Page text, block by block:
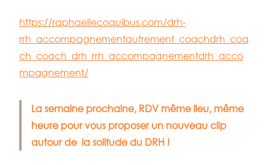
https://raphaellecoquibus.com/drh-
rrh_accompagnementautrement_coachdrh_coa
ch_coach_drh_rrh_accompagnementdrh_acco
mpagnement/
La semaine prochaine, RDV même lieu, même
heure pour vous proposer un nouveau clip
autour de la solitude du DRH !